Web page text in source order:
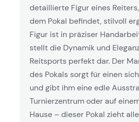
detaillierte Figur eines
dem Pokal befindet, stilvoll
Figur ist in präziser
stellt die Dynamik und
Reitsports perfekt dar. Der
des Pokals sorgt für einen
und gibt ihm eine edle
Turnierzentrum oder auf
Hause – dieser Pokal zieht